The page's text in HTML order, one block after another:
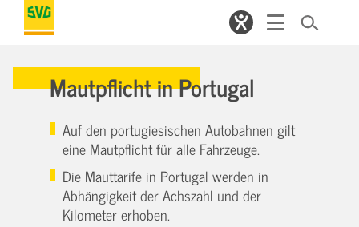
Mautpflicht in Portugal
Auf den portugiesischen Autobahnen gilt
eine Mautpflicht für alle Fahrzeuge.
Die Mauttarife in Portugal werden in
Abhängigkeit der Achszahl und der
Kilometer erhoben.